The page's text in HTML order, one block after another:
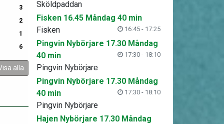
3
2
1
6
alla
Sköldpaddan
Fisken 16.45 Måndag 40 min
16:45 - 17:25
Fisken
Pingvin Nybörjare 17.30 Måndag
40 min
17:30 - 18:10
Pingvin Nybörjare
Pingvin Nybörjare 17.30 Måndag
40 min
17:30 - 18:10
Pingvin Nybörjare
Hajen Nybörjare 17.30 Måndag